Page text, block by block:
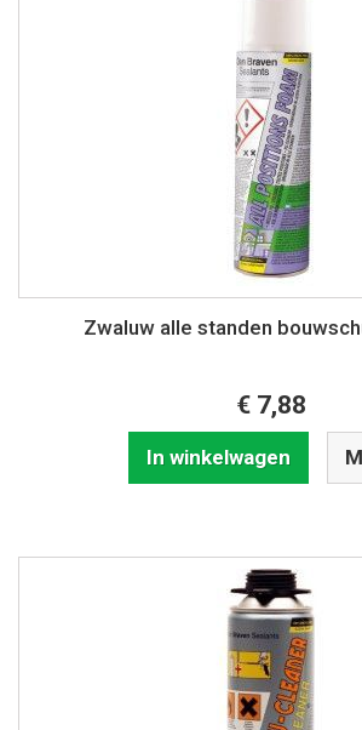
Zwaluw alle standen
€ 7,88
In winkelwagen